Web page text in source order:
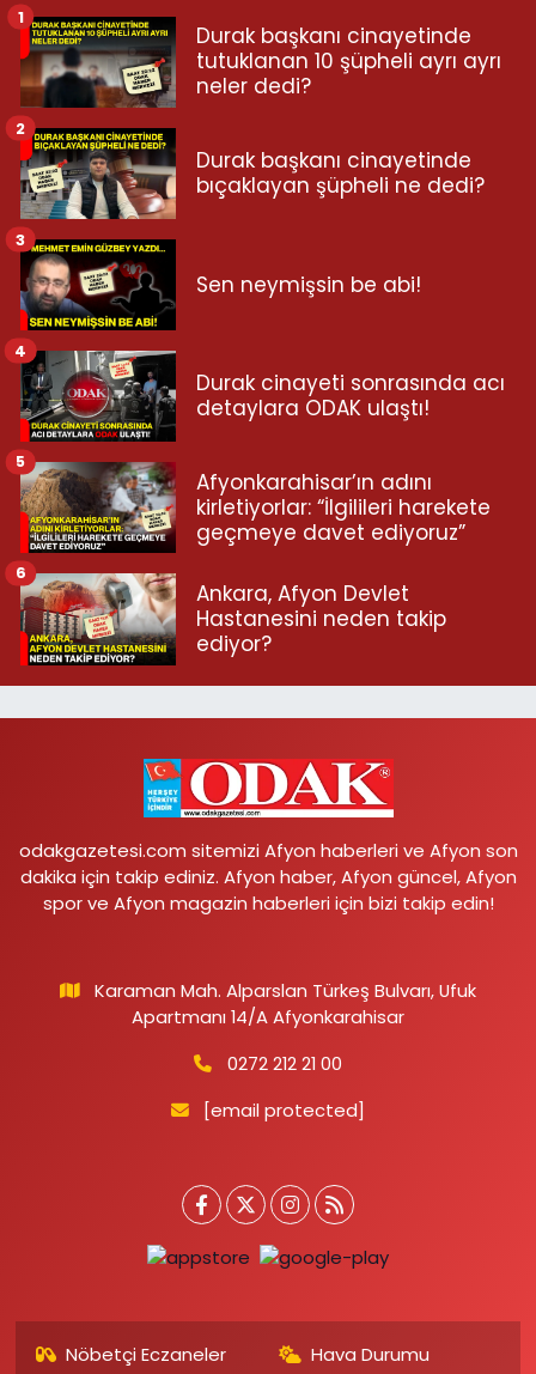
Durak başkanı cinayetinde
tutuklanan 10 şüpheli ayrı ayrı
neler dedi?
1
Durak başkanı cinayetinde
bıçaklayan şüpheli ne dedi?
2
Sen neymişsin be abi!
3
Durak cinayeti sonrasında acı
detaylara ODAK ulaştı!
4
Afyonkarahisar’ın adını
kirletiyorlar: “İlgilileri harekete
geçmeye davet ediyoruz”
5
Ankara, Afyon Devlet
Hastanesini neden takip
ediyor?
6
odakgazetesi.com sitemizi Afyon haberleri ve Afyon son
dakika için takip ediniz. Afyon haber, Afyon güncel, Afyon
spor ve Afyon magazin haberleri için bizi takip edin!
Karaman Mah. Alparslan Türkeş Bulvarı, Ufuk
Apartmanı 14/A Afyonkarahisar
0272 212 21 00
[email protected]
Nöbetçi Eczaneler Hava Durumu